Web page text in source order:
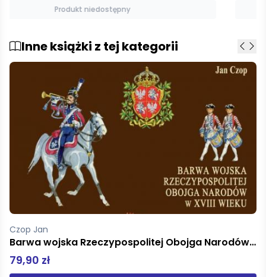
Produkt niedostępny
Inne książki z tej kategorii
Piórkowska Barbara
Gaja
49,00 zł